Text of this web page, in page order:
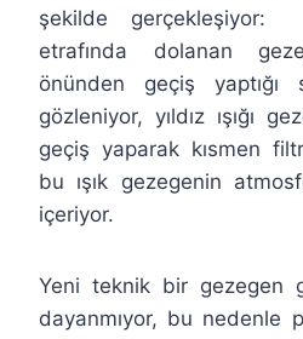
şekilde gerçekleşiyor:
etrafında dolanan
önünden geçiş yaptığı
gözleniyor, yıldız ışığı
geçiş yaparak kısmen
bu ışık gezegenin
içeriyor.
Yeni teknik bir gezegen
dayanmıyor, bu nedenle